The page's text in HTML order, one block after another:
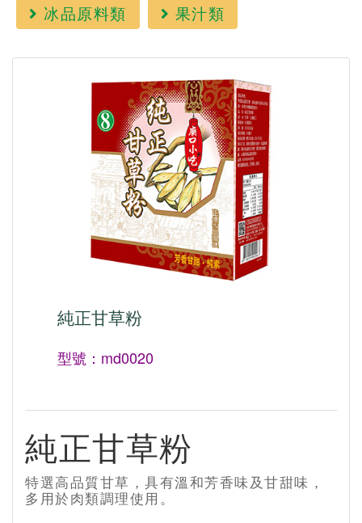
冰品原料類
果汁類
純正甘草粉
型號：md0020
純正甘草粉
特選高品質甘草，具有溫和芳香味及甘甜味，
多用於肉類調理使用。